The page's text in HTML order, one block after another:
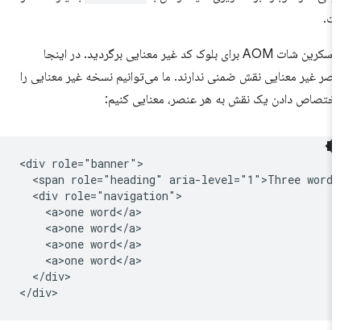
به اسکرین شات AOM برای بلوک کد غیر معنایی برگردید. در اینجا
غیر معنایی نقش ضمنی ندارند. ما می‌توانیم نسخه غیر معنایی را
اختصاص دادن یک نقش به هر عنصر، معنایی کنیم:
<div role="banner">
<span role="heading" aria-level="1">Three
  <div role="navigation">
    <a>one word</a>
    <a>one word</a>
    <a>one word</a>
    <a>one word</a>
  </div>